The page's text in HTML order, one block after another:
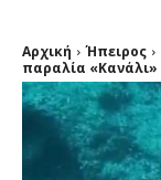
Αρχική Ήπειρος
παραλία «Κανάλι»